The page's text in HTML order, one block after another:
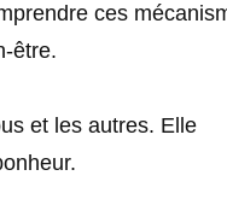
ces
être.
et les autres. Elle